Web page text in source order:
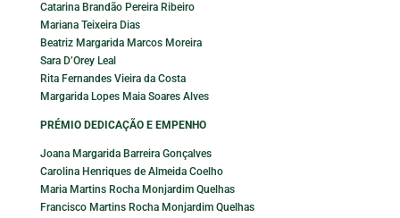
Catarina Brandão Pereira Ribeiro
Mariana Teixeira Dias
Beatriz Margarida Marcos Moreira
Sara D’Orey Leal
Rita Fernandes Vieira da Costa
Margarida Lopes Maia Soares Alves
PRÉMIO DEDICAÇÃO E EMPENHO
Joana Margarida Barreira Gonçalves
Carolina Henriques de Almeida Coelho
Maria Martins Rocha Monjardim Quelhas
Francisco Martins Rocha Monjardim Quelhas